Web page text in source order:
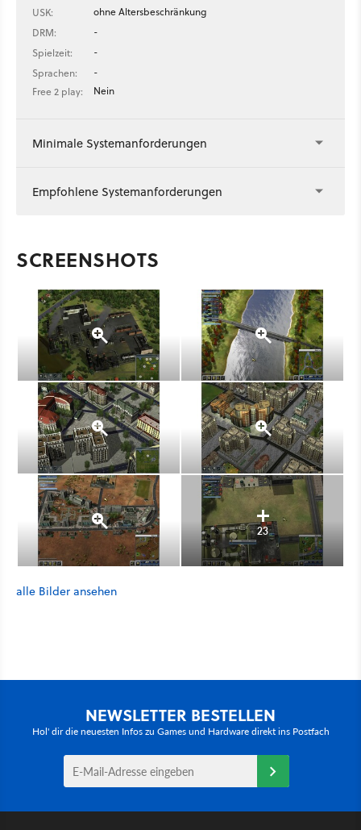
USK:
ohne Altersbeschränkung
DRM:
-
Spielzeit:
-
Sprachen:
-
Free 2 play:
Nein
Minimale Systemanforderungen
Empfohlene Systemanforderungen
SCREENSHOTS
23
alle Bilder ansehen
NEWSLETTER BESTELLEN
Hol' dir die neuesten Infos zu Games und Hardware direkt ins Postfach